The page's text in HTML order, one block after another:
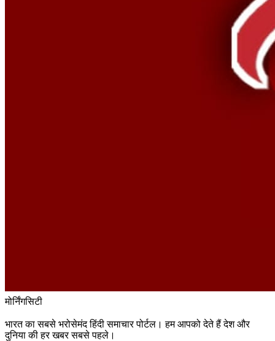
मोर्निंगसिटी
भारत का सबसे भरोसेमंद हिंदी समाचार पोर्टल। हम आपको देते हैं देश और
दुनिया की हर खबर सबसे पहले।